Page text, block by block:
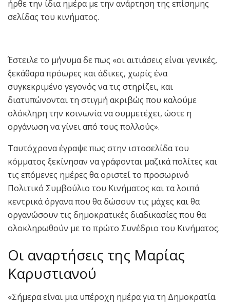
ήρθε την ίδια ημέρα με την ανάρτηση της επίσημης
σελίδας του κινήματος.
Έστειλε το μήνυμα δε πως «οι αιτιάσεις είναι γενικές,
ξεκάθαρα πρόωρες και άδικες, χωρίς ένα
συγκεκριμένο γεγονός να τις στηρίζει, και
διατυπώνονται τη στιγμή ακριβώς που καλούμε
ολόκληρη την κοινωνία να συμμετέχει, ώστε η
οργάνωση να γίνει από τους πολλούς».
Ταυτόχρονα έγραψε πως στην ιστοσελίδα του
κόμματος ξεκίνησαν να γράφονται μαζικά πολίτες και
τις επόμενες ημέρες θα οριστεί το προσωρινό
Πολιτικό Συμβούλιο του Κινήματος και τα λοιπά
κεντρικά όργανα που θα δώσουν τις μάχες και θα
οργανώσουν τις δημοκρατικές διαδικασίες που θα
ολοκληρωθούν με το πρώτο Συνέδριο του Κινήματος.
Οι αναρτήσεις της Μαρίας
Καρυστιανού
«Σήμερα είναι μια υπέροχη ημέρα για τη Δημοκρατία.